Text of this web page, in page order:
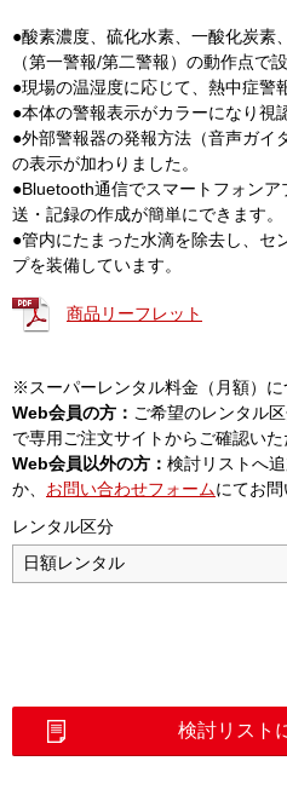
●酸素濃度、硫化水素、一酸化炭素
（第一警報/第二警報）の動作点で
●現場の温湿度に応じて、熱中症警
●本体の警報表示がカラーになり視
●外部警報器の発報方法（音声ガイ
の表示が加わりました。
●Bluetooth通信でスマートフォン
送・記録の作成が簡単にできます。
●管内にたまった水滴を除去し、セ
プを装備しています。
商品リーフレット
※スーパーレンタル料金（月額）に
Web会員の方： ご希望のレンタル
で専用ご注文サイトからご確認いた
Web会員以外の方： 検討リストへ
か、 お問い合わせフォームにてお
レンタル区分
検討リスト